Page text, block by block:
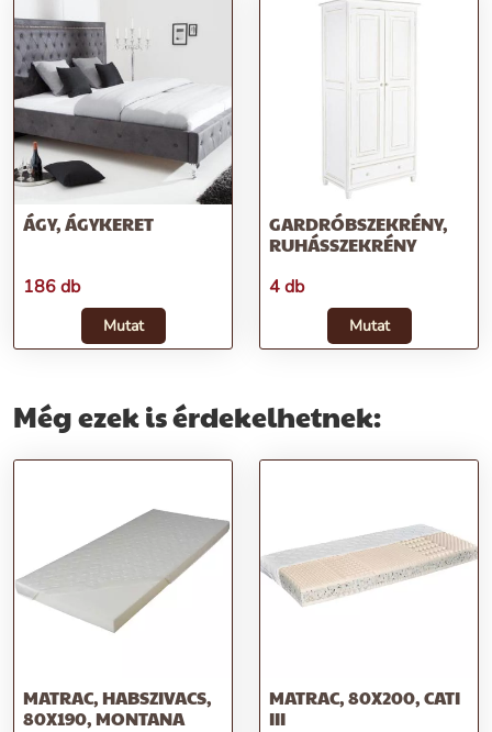
ÁGY, ÁGYKERET
186 db
Mutat
GARDRÓBSZEKRÉNY,
RUHÁSSZEKRÉNY
4 db
Mutat
Még ezek is érdekelhetnek:
MATRAC, HABSZIVACS,
80X190, MONTANA
MATRAC, 80X200, CATI
III